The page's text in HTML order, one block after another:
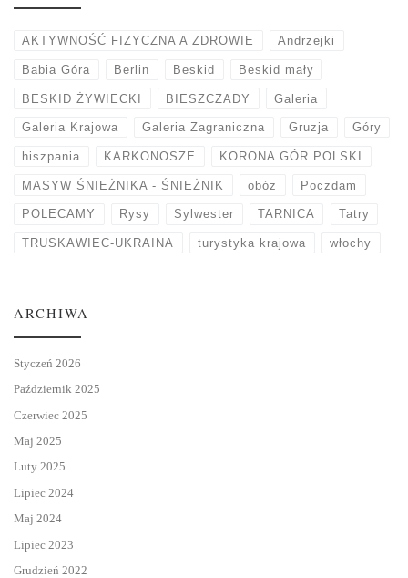
AKTYWNOŚĆ FIZYCZNA A ZDROWIE Andrzejki
Babia Góra Berlin Beskid Beskid mały
BESKID ŻYWIECKI BIESZCZADY Galeria
Galeria Krajowa Galeria Zagraniczna Gruzja Góry
hiszpania KARKONOSZE KORONA GÓR POLSKI
MASYW ŚNIEŻNIKA - ŚNIEŻNIK obóz Poczdam
POLECAMY Rysy Sylwester TARNICA Tatry
TRUSKAWIEC-UKRAINA turystyka krajowa włochy
ARCHIWA
Styczeń 2026
Październik 2025
Czerwiec 2025
Maj 2025
Luty 2025
Lipiec 2024
Maj 2024
Lipiec 2023
Grudzień 2022